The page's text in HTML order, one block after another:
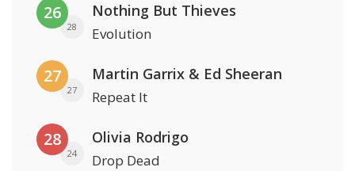
26
28
Nothing But Thieves
Evolution
27
27
Martin Garrix & Ed Sheeran
Repeat It
28
24
Olivia Rodrigo
Drop Dead